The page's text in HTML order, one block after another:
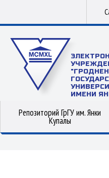
ИМЕНИ
Репозиторий ГрГУ им. Янки
Купалы